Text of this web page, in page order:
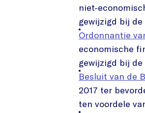
niet-
gewijzigd bij
Ordonnantie
economische
gewijzigd bij
Besluit van de
2017 ter
ten voordele